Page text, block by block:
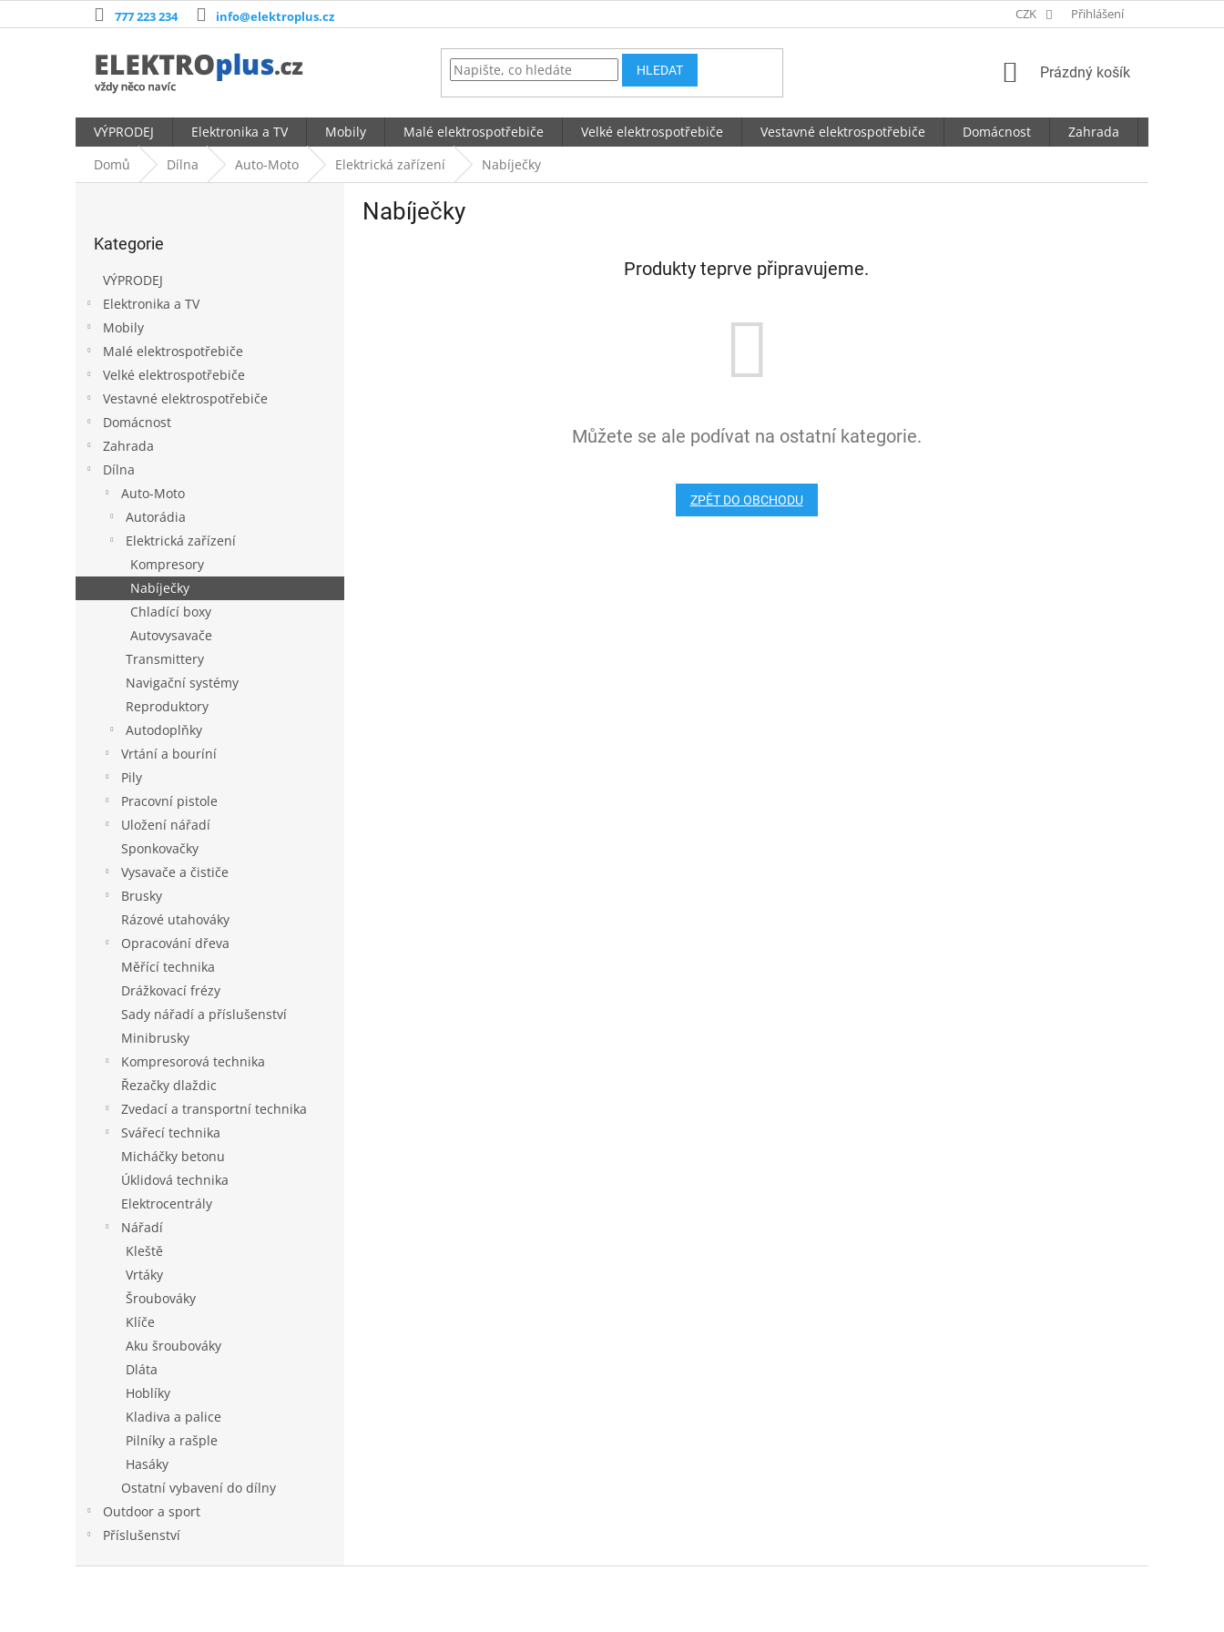
na
777 223 234 info@elektroplus.cz CZK Přihlášení
HLEDAT
NÁKUPNÍ
Prázdný košík
VÝPRODEJ Elektronika a TV Mobily Malé elektrospotřebiče Velké elektrospotřebiče Vestavné elektrospotřebiče Domácnost Zahrada
Domů
Dílna Auto-Moto Elektrická zařízení Nabíječky
kategorie
Kategorie
VÝPRODEJ
Elektronika a TV
Mobily
Malé elektrospotřebiče
Velké elektrospotřebiče
Vestavné elektrospotřebiče
Domácnost
Zahrada
Dílna
Auto-Moto
Autorádia
Elektrická zařízení
Kompresory
Nabíječky
Chladící boxy
Autovysavače
Transmittery
Navigační systémy
Reproduktory
Autodoplňky
Vrtání a bouríní
Pily
Pracovní pistole
Uložení nářadí
Sponkovačky
Vysavače a čističe
Brusky
Rázové utahováky
Opracování dřeva
Měřící technika
Drážkovací frézy
Sady nářadí a příslušenství
Minibrusky
Kompresorová technika
Řezačky dlaždic
Zvedací a transportní technika
Svářecí technika
Micháčky betonu
Úklidová technika
Elektrocentrály
Nářadí
Kleště
Vrtáky
Šroubováky
Klíče
Aku šroubováky
Dláta
Hoblíky
Kladiva a palice
Pilníky a rašple
Hasáky
Ostatní vybavení do dílny
Outdoor a sport
Příslušenství
Nabíječky
Produkty teprve připravujeme.
Můžete se ale podívat na ostatní kategorie.
ZPĚT DO OBCHODU